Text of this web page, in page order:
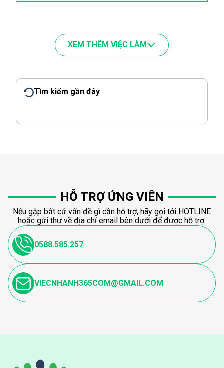
XEM THÊM VIỆC LÀM
Tìm kiếm gần đây
HỖ TRỢ ỨNG VIÊN
Nếu gặp bất cứ vấn đề gì cần hỗ trợ, hãy gọi tới HOTLINE
hoặc gửi thư về địa chỉ email bên dưới để được hỗ trợ.
0588.585.257
VIECNHANH365COM@GMAIL.COM